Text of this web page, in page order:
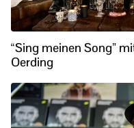
“Sing meinen Song”
Oerding